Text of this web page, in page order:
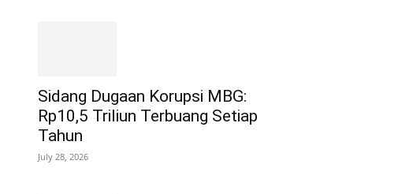
Sidang Dugaan Korupsi MBG:
Rp10,5 Triliun Terbuang Setiap
Tahun
July 28, 2026